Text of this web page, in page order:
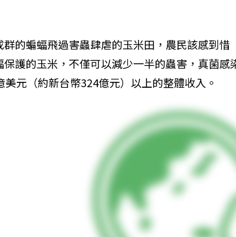
群的蝙蝠飛過害蟲肆虐的玉米田，農民該感到
保護的玉米，不僅可以減少一半的蟲害，真菌
美元（約新台幣324億元）以上的整體收入。